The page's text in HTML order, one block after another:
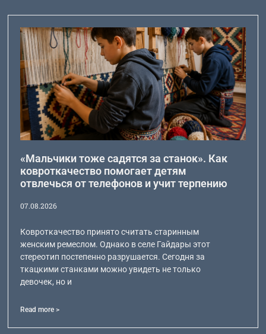
«Мальчики тоже садятся за станок». Как
ковроткачество помогает детям
отвлечься от телефонов и учит терпению
07.08.2026
Ковроткачество принято считать старинным
женским ремеслом. Однако в селе Гайдары этот
стереотип постепенно разрушается. Сегодня за
ткацкими станками можно увидеть не только
девочек, но и
Read more >